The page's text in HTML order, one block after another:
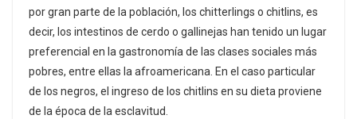
por gran parte de la población, los chitterlings o chitlins, es
decir, los intestinos de cerdo o gallinejas han tenido un lugar
preferencial en la gastronomía de las clases sociales más
pobres, entre ellas la afroamericana. En el caso particular
de los negros, el ingreso de los chitlins en su dieta proviene
de la época de la esclavitud.